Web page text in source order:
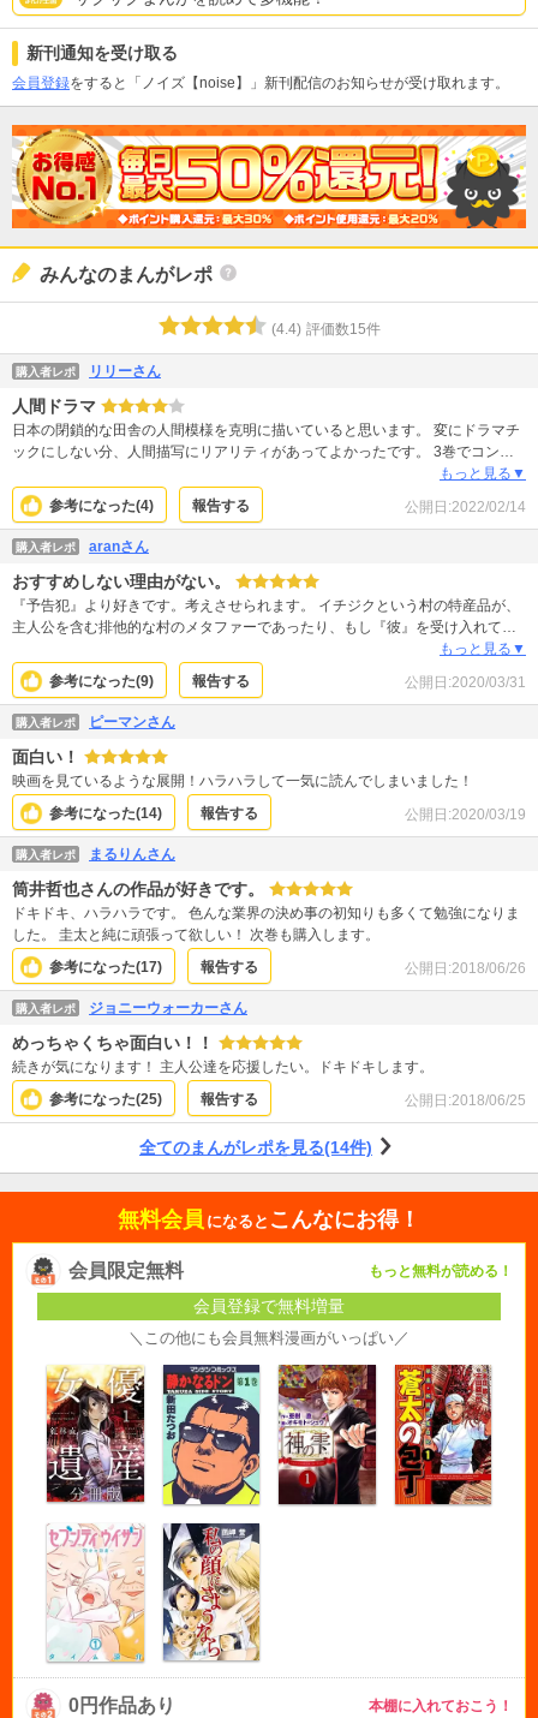
新刊通知を受け取る
会員登録をすると「ノイズ【noise】」新刊配信のお知らせが受け取れます。
みんなのまんがレポ
(4.4) 評価数15件
購入者レポ リリーさん
人間ドラマ
日本の閉鎖的な田舎の人間模様を克明に描いていると思います。 変にドラマチ
ックにしない分、人間描写にリアリティがあってよかったです。 3巻でコンパ
クトだからこそ無駄がない良さもありつつ…もう2〜3巻くらい増やして、さら
に繊細で細やかな人間描写を見てみたい気もし、星4つにしました。 でもダラ
ダラしてしまってガッカリするよりはこの無駄のない感じもいいし、これはこ
れで大好きです！
もっと見る▼
参考になった(4) 報告する 公開日:2022/02/14
購入者レポ aranさん
おすすめしない理由がない。
『予告犯』より好きです。考えさせられます。 イチジクという村の特産品が、
主人公を含む排他的な村のメタファーであったり、もし『彼』を受け入れてい
たとしても同じくらいの悲劇は起きていたのだろうなとか、かといって主人公
と『彼』の差はどれほどあるのかとか。 『予告犯』ほどの派手さはないけど映
画化してほしいくらいの読みごたえです。
もっと見る▼
参考になった(9) 報告する 公開日:2020/03/31
購入者レポ ピーマンさん
面白い！
映画を見ているような展開！ハラハラして一気に読んでしまいました！
参考になった(14) 報告する 公開日:2020/03/19
購入者レポ まるりんさん
筒井哲也さんの作品が好きです。
ドキドキ、ハラハラです。 色んな業界の決め事の初知りも多くて勉強になりま
した。 圭太と純に頑張って欲しい！ 次巻も購入します。
参考になった(17) 報告する 公開日:2018/06/26
購入者レポ ジョニーウォーカーさん
めっちゃくちゃ面白い！！
続きが気になります！ 主人公達を応援したい。ドキドキします。
参考になった(25) 報告する 公開日:2018/06/25
全てのまんがレポを見る(14件)
無料会員 になると こんなにお得！
会員限定無料 もっと無料が読める！
会員登録で無料増量
＼この他にも会員無料漫画がいっぱい／
0円作品あり 本棚に入れておこう！